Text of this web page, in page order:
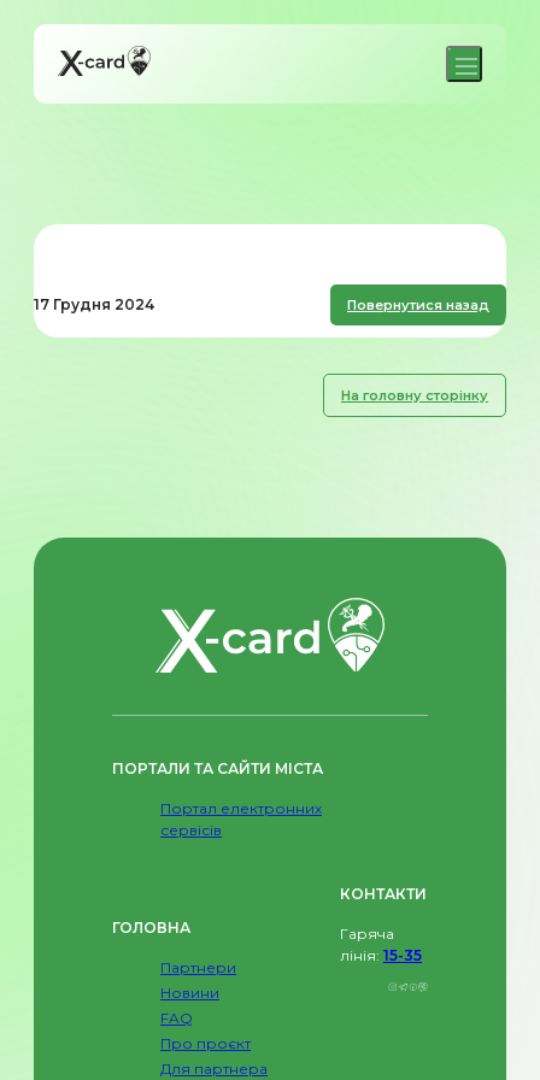
17 Грудня 2024 Повернутися назад
На головну сторінку
ПОРТАЛИ ТА САЙТИ МІСТА
Портал електронних
сервісів
ГОЛОВНА
Партнери
Новини
FAQ
Про проєкт
Для партнера
КОНТАКТИ
Гаряча
лінія: 15-35